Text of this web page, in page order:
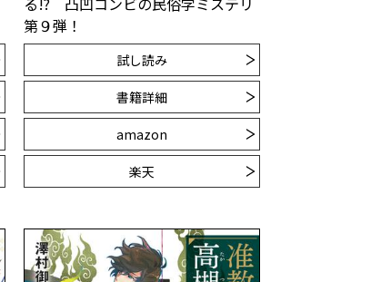
第９弾！
試し読み
書籍詳細
amazon
楽天